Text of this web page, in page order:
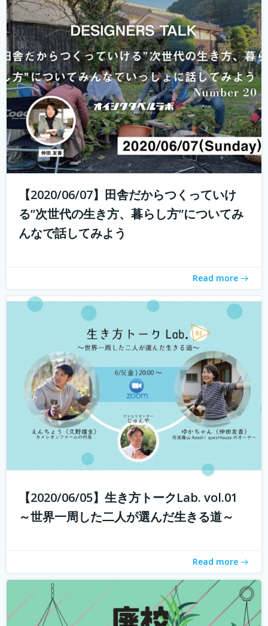
【2020/06/07】田舎だからつくっていけ
る”次世代の生き方、暮らし方”についてみ
んなで話してみよう
Read more
これからの生き方についてみんなで話し、考える場、生き
方トークLab. なんとなく決めた仕事や住む場所、それって
自分が今も本当に求めているものでしょうか。コロナ禍の
中で自分の生き方を考え直している人もいるかと思いま
す。 人は人と出会い、話し、... 続きを読む
【2020/06/05】生き方トークLab. vol.01
～世界一周した二人が選んだ生きる道～
Read more
若年人口の減少に直面する地域では学校の統廃合が相次
ぎ、廃校が増加しています。 その中で、丹波市でカフェ・
ベーカリーを営む市島製パン研究所のオーナー 三澤さん
が現在進行中で丹波市青垣町にある旧遠坂小学校を廃校利
活用させ、地域活性させるプロジェ...
続きを読む